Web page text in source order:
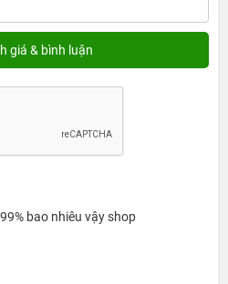
bao nhiêu vậy shop